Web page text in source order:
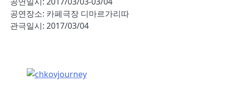
공연장소: 카페극장 디마르가리따
관극일시: 2017/03/04